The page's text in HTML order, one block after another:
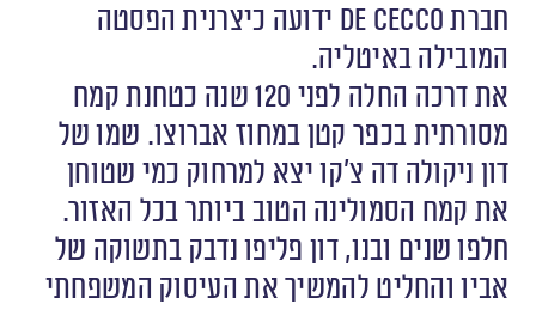
חברת De Cecco ידועה כיצרנית הפסטה
המובילה באיטליה.
את דרכה החלה לפני 120 שנה כטחנת קמח
מסורתית בכפר קטן במחוז אברוצו. שמו של
דון ניקולה דה צ’קו יצא למרחוק כמי שטוחן
את קמח הסמולינה הטוב ביותר בכל האזור.
חלפו שנים ובנו, דון פליפו נדבק בתשוקה של
אביו והחליט להמשיך את העיסוק המשפחתי